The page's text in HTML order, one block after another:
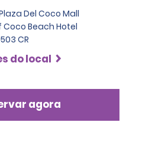
Del Coco Mall
Coco Beach Hotel
CR
do local
agora